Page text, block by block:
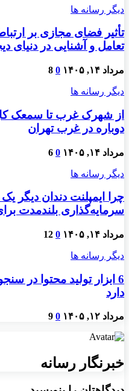
دیگر رسانه ها
تأثیر فضای مجازی بر
تعامل و آشنایی در دنیای
مرداد ۱۴, ۱۴۰۵ 0
8
دیگر رسانه ها
از شهرک غرب تا سمعک
دوباره در غرب تهران
مرداد ۱۴, ۱۴۰۵ 0
6
دیگر رسانه ها
چرا ایمپلنت دندان دیگر
سرمایه‌گذاری بلندمدت
مرداد ۱۴, ۱۴۰۵ 0
12
دیگر رسانه ها
6 ابزار تولید محتوا در
دارد
مرداد ۱۲, ۱۴۰۵ 0
9
خبرنگار رسانه